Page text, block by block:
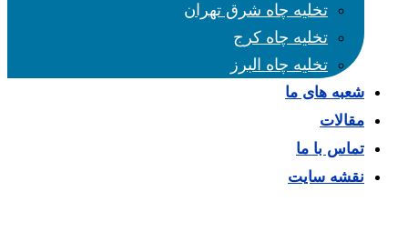
تخلیه چاه شرق تهران
تخلیه چاه کرج
تخلیه چاه البرز
شعبه های ما
مقالات
تماس با ما
نقشه سایت